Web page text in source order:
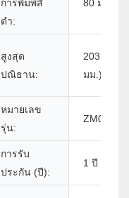
การพิมพ์สี
ดำ:
80 มม./s
สูงสุด
ปณิธาน:
203 DPI
มม.)
หมายเลข
รุ่น:
ZM01 -
การรับ
ประกัน (ปี):
1 ปี